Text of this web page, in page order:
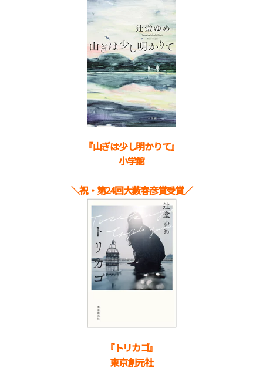
『山ぎは少し明かりて』
小学館
＼祝・第24回大藪春彦賞受賞／
『トリカゴ』
東京創元社